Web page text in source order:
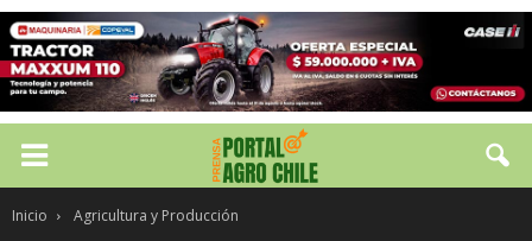
Inicio Agricultura y Producción